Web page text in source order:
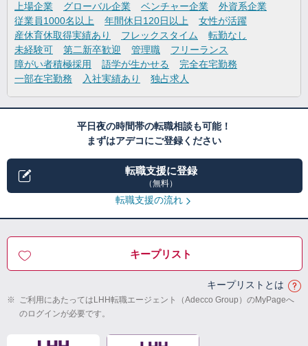
上場企業 グローバル企業 ベンチャー企業
外資系企業
従業員1000名以上
年間休日120日以上
女性が活躍
産休育休取得実績あり
フレックスタイム
転勤なし
未経験可
第二新卒歓迎 管理職
フリーランス
障がい者積極採用
語学が生かせる
完全在宅勤務
一部在宅勤務
入社実績あり 独占求人
平日夜の時間帯の転職相談も可能！
まずはアデコにご登録ください
転職支援に登録
（無料）
転職支援の流れ
キープリスト
キープリストとは
※ ご利用にあたってはLHH転職エージェント（Adecco Group）のMyPageへ
のログインが必要です。